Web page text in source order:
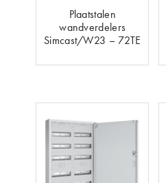
Plaatstalen
wandverdelers
Simcast/W23 – 72TE